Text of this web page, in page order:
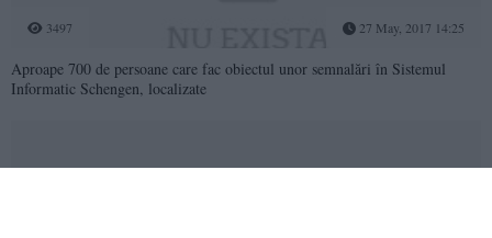
3497 27 May, 2017 14:25
Aproape 700 de persoane care fac obiectul unor semnalări în Sistemul
Informatic Schengen, localizate